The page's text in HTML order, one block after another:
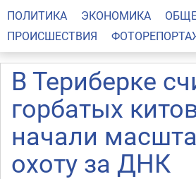
ПОЛИТИКА ЭКОНОМИКА
ПРОИСШЕСТВИЯ
В Териберке
горбатых
начали
охоту за ДНК